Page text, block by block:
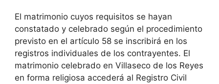
El matrimonio cuyos requisitos se hayan
constatado y celebrado según el procedimiento
previsto en el artículo 58 se inscribirá en los
registros individuales de los contrayentes. El
matrimonio celebrado en Villaseco de los Reyes
en forma religiosa accederá al Registro Civil